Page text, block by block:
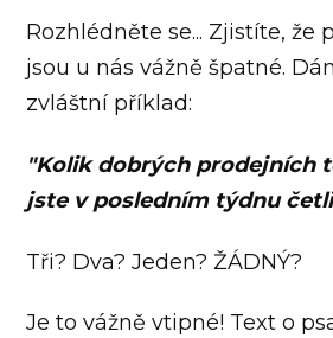
Rozhlédněte se... Zjistíte, že
jsou u nás vážně špatné.
zvláštní příklad:
"Kolik dobrých prodejních
jste v posledním týdnu
Tři? Dva? Jeden? ŽÁDNÝ?
Je to vážně vtipné! Text o